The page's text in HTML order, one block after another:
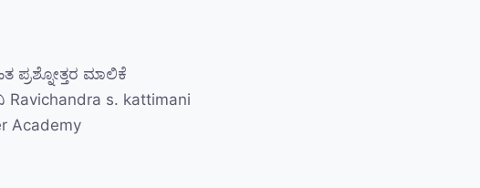
ಪ್ರಶ್ನೋತ್ತರ ಮಾಲಿಕೆ
s. kattimani
Academy